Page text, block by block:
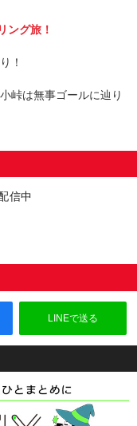
ング旅！
！
峠は無事ゴールに辿り
信中
LINEで送る